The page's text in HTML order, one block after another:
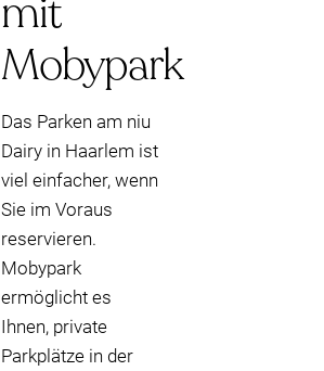
mit
Mobypark
Das Parken am niu
Dairy in Haarlem ist
viel einfacher, wenn
Sie im Voraus
reservieren.
Mobypark
ermöglicht es
Ihnen, private
Parkplätze in der